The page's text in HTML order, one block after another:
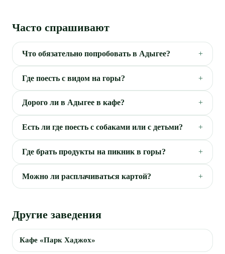
Часто спрашивают
Что обязательно попробовать в Адыгее?
Где поесть с видом на горы?
Дорого ли в Адыгее в кафе?
Есть ли где поесть с собаками или с детьми?
Где брать продукты на пикник в горы?
Можно ли расплачиваться картой?
Другие заведения
Кафе «Парк Хаджох»